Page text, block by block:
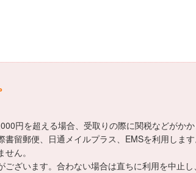
円を超える場合、受取りの際に関税などがかか
留郵便、日通メイルプラス、EMSを利用します
ん。
ざいます。合わない場合は直ちに利用を中止し